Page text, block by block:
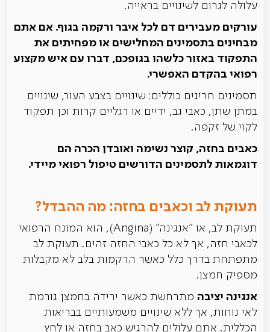
עלולה לגרום לשינויים בראייה.
עורקים מעבירים דם לכל איבר ורקמה בגוף. אם אתם
מבחינים בתסמינים המחלישים או מפחיתים את
התפקוד באזור כלשהו בגופכם, דברו עם איש מקצוע
רפואי בהקדם האפשרי.
תסמינים חריגים כוללים: שינויים בצבע העור, שינויים
במתן שתן, כאבי גב, ידיים או רגליים קרות וכן תפקוד
לקוי של זקפה.
כאבים בחזה, קוצר נשימה ואובדן הכרה הם
דוגמאות לתסמינים הדורשים טיפול רפואי מיידי.
תעוקת לב וכאבים בחזה: מה ההבדל?
תעוקת לב, או "אנגינה" (Angina), הוא המונח הרפואי
לכאבי חזה, אך לא כל כאבי החזה זהים. תעוקת לב
מתפתחת בדרך כלל כאשר הרקמות בלב לא מקבלות
מספיק חמצן.
אנגינה יציבה מתרחשת כאשר ירידה בחמצן גורמת
לאי נוחות, אך ללא שינויים משמעותיים בבריאות
הכללית. אתם עלולים להרגיש כאב בחזה או לחץ